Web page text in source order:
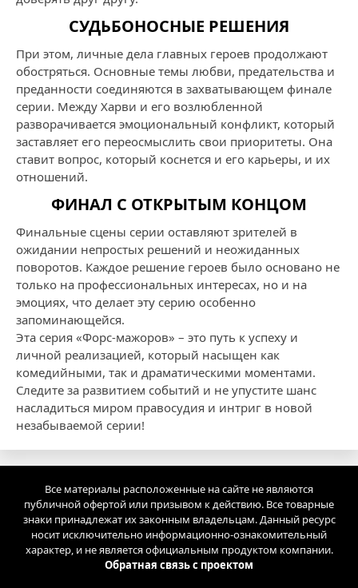
СУДЬБОНОСНЫЕ РЕШЕНИЯ
При этом, личные дела главных героев продолжают
обостряться. Основные темы любви, предательства и
преданности соединяются в захватывающем финале
серии. Между Харви и его возлюбленной
разворачивается эмоциональный конфликт, который
заставляет его переосмыслить свои приоритеты. Она
ставит вопрос, который коснется и его карьеры, и их
отношений.
ФИНАЛ С ОТКРЫТЫМ КОНЦОМ
Финальные сцены серии оставляют зрителей в
ожидании непростых решений и неожиданных
поворотов. Каждое решение героев было основано не
только на профессиональных интересах, но и на
эмоциях, что делает эту серию особенно
запоминающейся.
Эта серия «Форс-мажоров» – это путь к успеху и
личной реализацией, который насыщен как
комедийными, так и драматическими моментами.
Следите за развитием событий и не упустите шанс
насладиться миром правосудия и интриг в новой
незабываемой серии!
Все материалы расположенные на сайте не являются
публичной офертой или призывом к действию. Все товарные
знаки принадлежат их законным владельцам. Данный ресурс
носит исключительно информационно-ознакомительный
характер, и не является официальным продуктом компании.
Обратная связь с проектом